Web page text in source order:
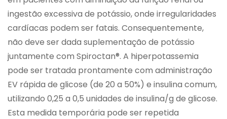
ingestão excessiva de potássio, onde irregularidades
cardíacas podem ser fatais. Consequentemente,
não deve ser dada suplementação de potássio
juntamente com Spiroctan®. A hiperpotassemia
pode ser tratada prontamente com administração
EV rápida de glicose (de 20 a 50%) e insulina comum,
utilizando 0,25 a 0,5 unidades de insulina/g de glicose.
Esta medida temporária pode ser repetida